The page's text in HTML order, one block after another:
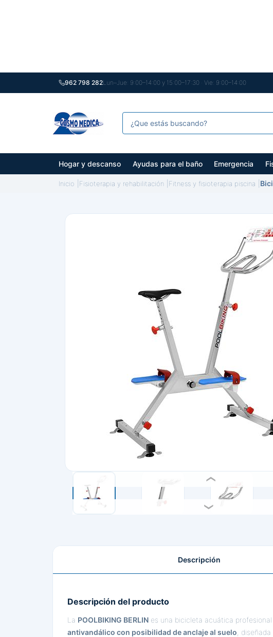
962 798 282Lun–Jue: 9:00–14:00 y 15:00–17:30 · Vie: 9:00–14:00
Hogar y descanso Ayudas para el baño Emergencia
Inicio Fisioterapia y rehabilitación Fitness y fisioterapia piscina
Descripción
Descripción del producto
La POOLBIKING BERLIN es una bicicleta acuática profesional
antivandálico con posibilidad de anclaje al suelo ,